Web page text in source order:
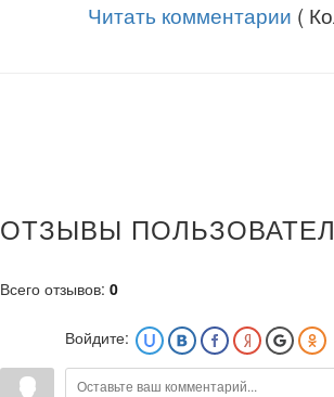
Читать комментарии (
ОТЗЫВЫ
Всего отзывов: 0
Войдите: